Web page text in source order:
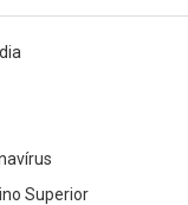
Superior